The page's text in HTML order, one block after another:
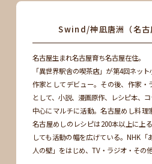
Swind/神凪唐洲（名古
名古屋生まれ名古屋育ち名古屋在住。
「異世界駅舎の喫茶店」が第4回ネッ
作家としてデビュー。その後、作家・
として、小説、漫画原作、レシピ本、
中心にマルチに活動。名古屋めし料理
名古屋めしのレシピは200本以上に上
しても活動の幅を広げている。NHK
人の壁」をはじめ、TV・ラジオ・その